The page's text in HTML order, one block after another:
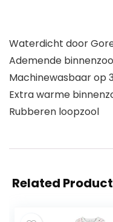
Waterdicht door
Ademende
Machinewasbaar op
Extra warme
Rubberen loopzool
Related